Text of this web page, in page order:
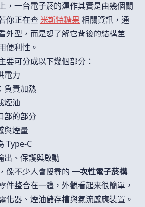
，一台電子菸的運作其實是由幾個關
你正在查 米斯特糖果 相關資訊，通
外型，而是想了解它背後的結構差
便利性。
要可分成以下幾個部分：
電力
：負責加熱
煙油
部的部分
與煙量
Type-C
出、保護與啟動
像不少人會搜尋的 一次性電子菸構
件整合在一體，外觀看起來很簡單，
化器、煙油儲存槽與氣流感應裝置。